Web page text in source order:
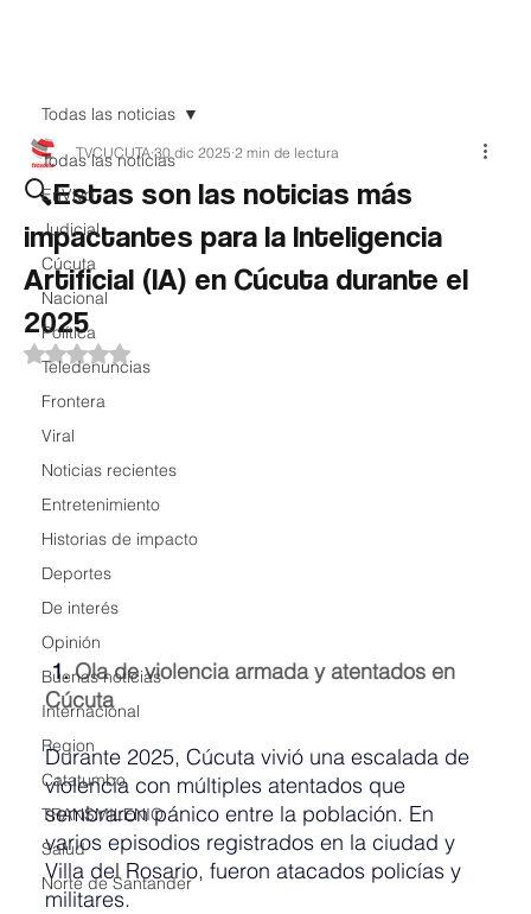
Todas las noticias
EnVivo
Judicial
Cúcuta
Nacional
Política
Teledenuncias
Frontera
Viral
Noticias recientes
Entretenimiento
Historias de impacto
Deportes
De interés
Opinión
Buenas noticias
Internacional
Region
Catatumbo
TRANSMILENIO
Salud
Norte de Santander
Todas las noticias
🔍Estas son las noticias más
impactantes para la Inteligencia
Artificial (IA) en Cúcuta durante el
2025
TVCUCUTA 30 dic 2025 2 min de lectura
Obtuvo NaN de 5 estrellas.
1. Ola de violencia armada y atentados en
Cúcuta
Durante 2025, Cúcuta vivió una escalada de
violencia con múltiples atentados que
sembraron pánico entre la población. En
varios episodios registrados en la ciudad y
Villa del Rosario, fueron atacados policías y
militares.